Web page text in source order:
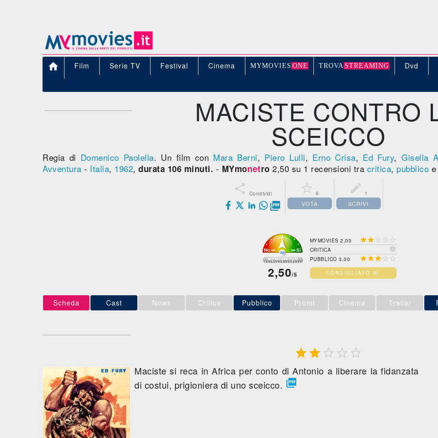
 Film Serie TV Festival Cinema MYMOVIE S ONE TROVA STREAMING Dvd
MACISTE CONTRO
SCEICCO
Regia di Domenico Paolella. Un film con Mara Berni, Piero Lulli, Erno Crisa, Ed Fury,Gisella
Avventura - Italia, 1962, durata 106 minuti. - MYmonetro 2,50 su 1 recensioni tra critica, pubblico
 Condividi

 6
VOTA
 1
SCRIVI
2,50/5
MYMOVIES 2,00    
CRITICA 
PUBBLICO 3,00   
CONSIGLIATO NÌ
Scheda Cast News Critica Pubblico Premi Cinema Trailer
   
Maciste si reca in Africa per conto di Antonio a liberare la fidanzata
di costui, prigioniera di uno sceicco. 